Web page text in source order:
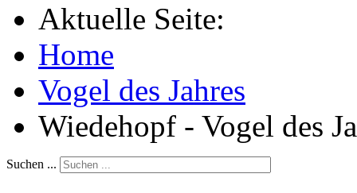
Aktuelle Seite:
Home
Vogel des Jahres
Wiedehopf - Vogel des
Suchen ...